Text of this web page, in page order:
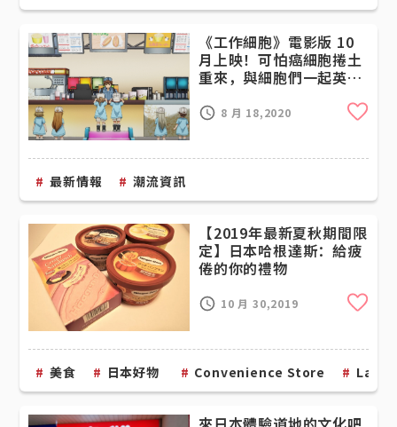
《工作細胞》電影版 10
月上映！可怕癌細胞捲土
重來，與細胞們一起英勇
8 月 18,2020
最新情報 潮流資訊
【2019年最新夏秋期間限
定】日本哈根達斯：給疲
倦的你的禮物
10 月 30,2019
美食 日本好物 Convenience Store